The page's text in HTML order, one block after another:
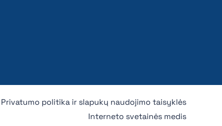
Privatumo politika ir slapukų naudojimo taisyklės
Interneto svetainės medis